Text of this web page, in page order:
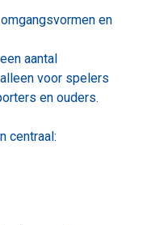
en
aantal
voor spelers
en ouders.
centraal: